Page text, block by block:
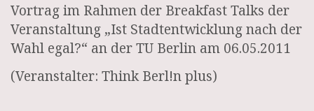
Vortrag im Rahmen der Breakfast Talks der
Veranstaltung „Ist Stadtentwicklung nach der
Wahl egal?“ an der TU Berlin am 06.05.2011
(Veranstalter: Think Berl!n plus)